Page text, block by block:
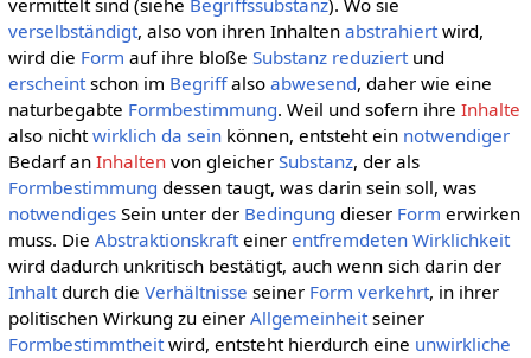
vermittelt sind (siehe Begriffssubstanz). Wo sie
verselbständigt, also von ihren Inhalten abstrahiertwird,
wird die Form auf ihre bloße Substanz reduziertund
erscheintschon im Begriffalso abwesend, daher wie eine
naturbegabte Formbestimmung. Weil und sofern ihre Inhalte
also nichtwirklich da seinkönnen, entsteht ein notwendiger
Bedarf an Inhaltenvon gleicher Substanz, der als
Formbestimmung dessen taugt, was darin sein soll, was
notwendigesSein unter der Bedingung dieser Form erwirken
muss. Die Abstraktionskrafteiner entfremdeten Wirklichkeit
wird dadurch unkritisch bestätigt, auch wenn sich darin der
Inhaltdurch die Verhältnisse seiner Form verkehrt, in ihrer
politischen Wirkung zu einer Allgemeinheitseiner
Formbestimmtheitwird, entsteht hierdurch eine unwirkliche